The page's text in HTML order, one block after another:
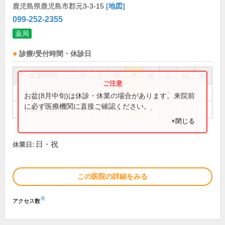
鹿児島県鹿児島市郡元3-3-15 [地図]
099-252-2355
薬局
診療/受付時間・休診日
祝
8:30～17:00
8:30～18:00 ● ● ● ●
お盆(8月中旬)は休診・休業の場合があります。来院前
に必ず医療機関に直接ご確認ください。
×閉じる
休業日: 日・祝
この医院の詳細をみる
アクセス数※